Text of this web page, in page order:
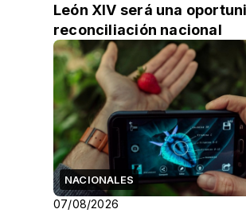
León XIV será una
reconciliación nacional
NACIONALES
07/08/2026